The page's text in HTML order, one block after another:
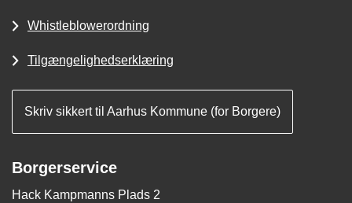
Whistleblowerordning
Tilgængelighedserklæring
Skriv sikkert til Aarhus Kommune (for Borgere)
Borgerservice
Hack Kampmanns Plads 2